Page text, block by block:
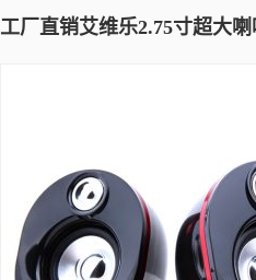
工厂直销艾维乐2.75寸超大